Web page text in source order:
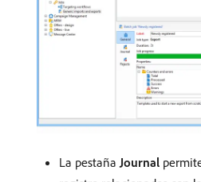
La pestañaJournal